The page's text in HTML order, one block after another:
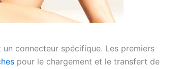
un connecteur spécifique. Les premiers
pour le chargement et le transfert de